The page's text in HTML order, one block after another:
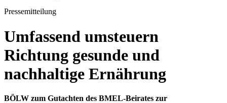
Pressemitteilung
Umfassend umsteuern
Richtung gesunde und
nachhaltige Ernährung
BÖLW zum Gutachten des BMEL-Beirates zur